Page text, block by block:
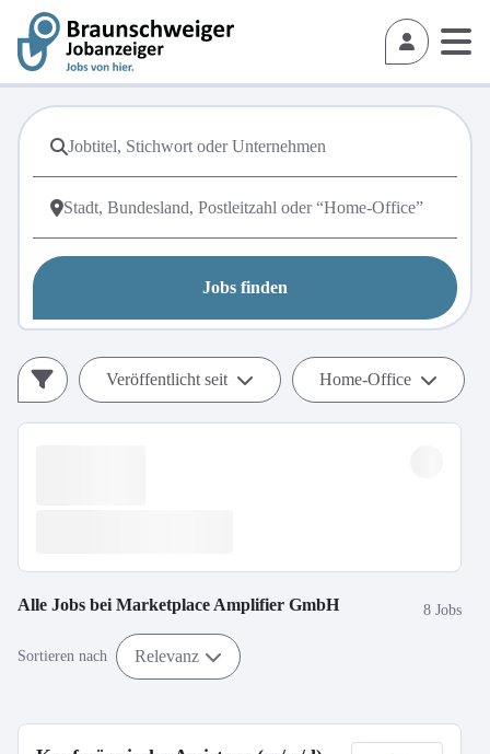
Jobs finden
Veröffentlicht seit Home-Office
Alle Jobs bei Marketplace Amplifier GmbH 8 Jobs
Sortieren nach Relevanz